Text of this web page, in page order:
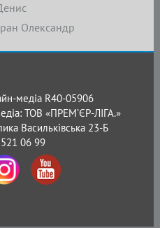
Олександр
медіа R40-05906
ТОВ «ПРЕМ’ЄР-ЛІГА.»
Васильківська 23-Б
06 99